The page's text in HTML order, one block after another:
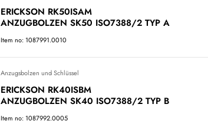
ERICKSON RK50ISAM
ANZUGBOLZEN SK50 ISO7388/2 TYP A
Item no: 1087991.0010
Anzugsbolzen und Schlüssel
ERICKSON RK40ISBM
ANZUGBOLZEN SK40 ISO7388/2 TYP B
Item no: 1087992.0005